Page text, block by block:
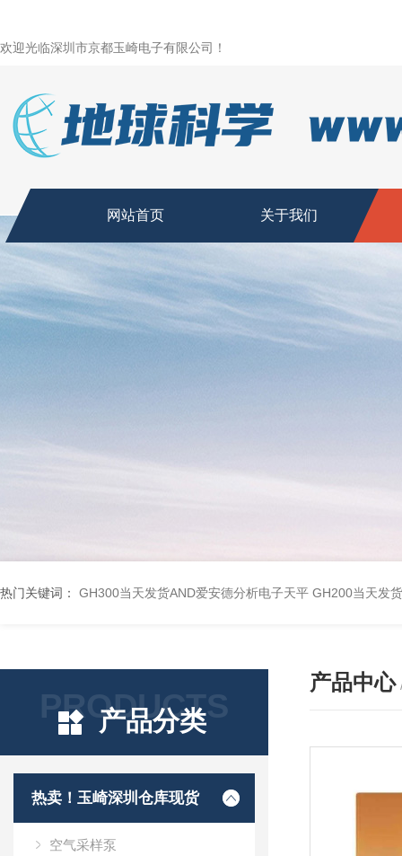
欢迎光临深圳市京都玉崎电子有限公司！
网站首页 关于我们
热门关键词： GH300当天发货AND爱安德分析电子天平 GH200当天发
PRODUCTS
产品分类
热卖！玉崎深圳仓库现货
空气采样泵
产品中心